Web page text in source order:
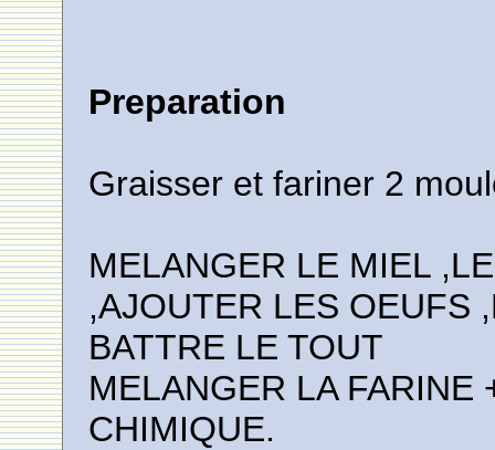
Preparation
Graisser et fariner 2
MELANGER LE MIEL
,AJOUTER LES OEUFS
BATTRE LE TOUT
MELANGER LA FARINE
CHIMIQUE.